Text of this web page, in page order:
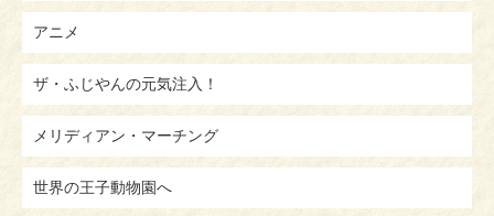
アニメ
ザ・ふじやんの元気注入！
メリディアン・マーチング
世界の王子動物園へ